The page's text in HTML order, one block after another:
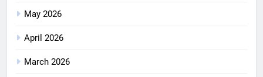
May 2026
April 2026
March 2026